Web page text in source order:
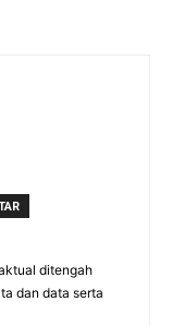
ditengah
dan data serta